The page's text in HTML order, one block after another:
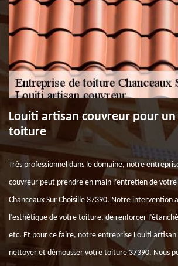
Louiti artisan couvreur pour
toiture
Très professionnel dans le domaine, notre
couvreur peut prendre en main l’entretien de
Chanceaux Sur Choisille 37390. Notre intervention
l’esthétique de votre toiture, de renforcer
etc. Et pour ce faire, notre entreprise Louiti artisan
nettoyer et démousser votre toiture 37390. Nous